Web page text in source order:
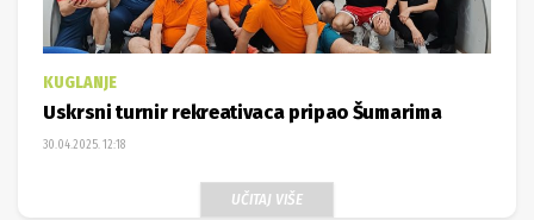
KUGLANJE
Uskrsni turnir rekreativaca pripao Šumarima
30.04.2025. 12:18
UČITAJ VIŠE